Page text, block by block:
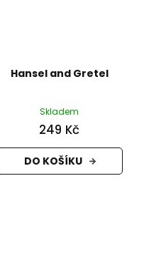
Hansel and Gretel
Skladem
249 Kč
DO KOŠÍKU